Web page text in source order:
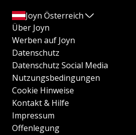
Joyn Österreich
Über Joyn
Werben auf Joyn
Datenschutz
Datenschutz Social Media
Nutzungsbedingungen
Cookie Hinweise
Kontakt & Hilfe
Impressum
Offenlegung